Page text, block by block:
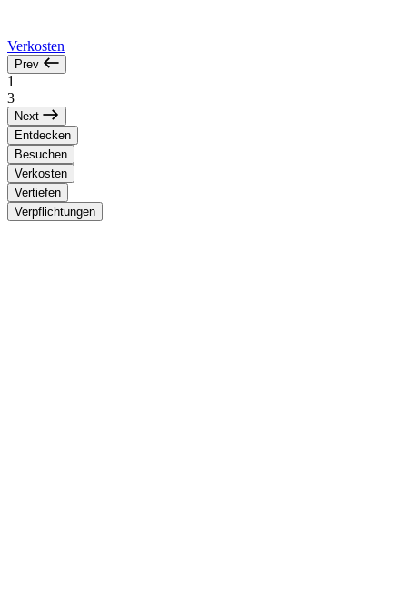
Verkosten
Prev
1
3
Next
Entdecken
Besuchen
Verkosten
Vertiefen
Verpflichtungen